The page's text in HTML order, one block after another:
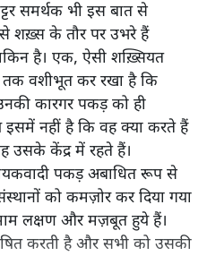
समर्थक भी इस बात से
शख़्स के तौर पर उभरे हैं
है। एक, ऐसी शख़्सियत
तक वशीभूत कर रखा है कि
कारगर पकड़ को ही
इसमें नहीं है कि वह क्या करते हैं
उसके केंद्र में रहते हैं।
पकड़ अबाधित रूप से
को कमज़ोर कर दिया गया
लक्षण और मज़बूत हुये हैं।
करती है और सभी को उसकी